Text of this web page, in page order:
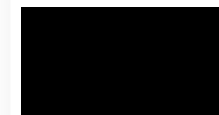
Pemutar